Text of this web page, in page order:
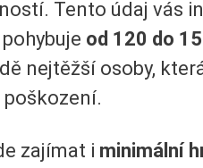
Tento údaj vás
od 120 do
nejtěžší osoby,
poškození.
zajímat i minimální